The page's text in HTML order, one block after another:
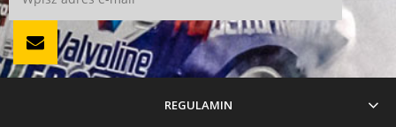
REGULAMIN